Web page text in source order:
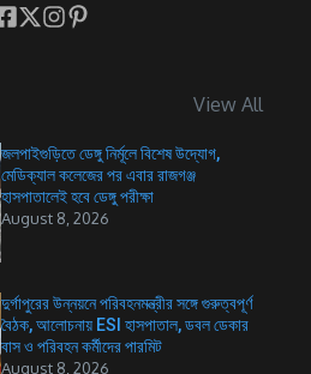
View All
জলপাইগুড়িতে ডেঙ্গু নির্মূলে বিশেষ উদ্যোগ,
মেডিক্যাল কলেজের পর এবার রাজগঞ্জ
হাসপাতালেই হবে ডেঙ্গু পরীক্ষা
August 8, 2026
দুর্গাপুরের উন্নয়নে পরিবহনমন্ত্রীর সঙ্গে গুরুত্বপূর্ণ
বৈঠক, আলোচনায় ESI হাসপাতাল, ডবল ডেকার
বাস ও পরিবহন কর্মীদের পারমিট
August 8, 2026